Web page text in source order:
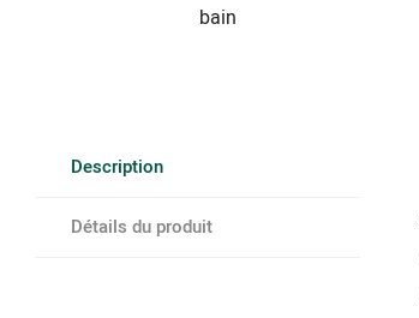
Description
Détails du produit